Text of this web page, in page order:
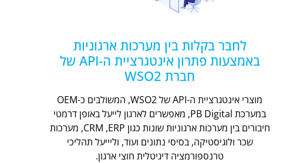
לחבר בקלות בין מערכות ארגוניות
באמצעות פתרון אינטגרציית ה-API של
חברת WSO2
מוצרי אינטגרציית ה-API של WSO2, המשולבים כ-OEM
במערכת PB Digital, מאפשרים לארגון לייעל באופן דרמטי
חיבורים בין מערכות ארגוניות שונות כגון CRM ,ERP, מערכות
שכר ולוגיסטיקה, בסיסי נתונים ועוד, וליייעל תהליכי
טרנספורמציה דיגיטלית חוצי ארגון.